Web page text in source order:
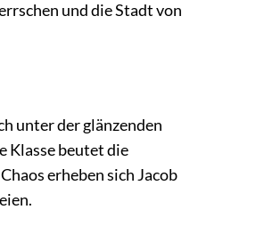
und die Stadt von
unter der glänzenden
Klasse beutet die
erheben sich Jacob